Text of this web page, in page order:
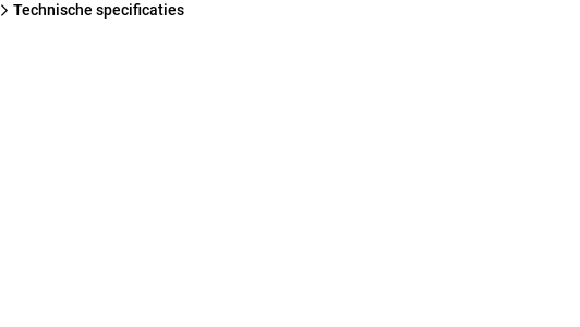
look. Uitgerust met onze Premium Fit inlegzool voor extra comfort,
technische specificaties